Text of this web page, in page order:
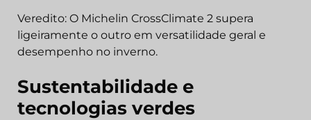
Veredito: O Michelin CrossClimate 2 supera
ligeiramente o outro em versatilidade geral e
desempenho no inverno.
Sustentabilidade e
tecnologias verdes